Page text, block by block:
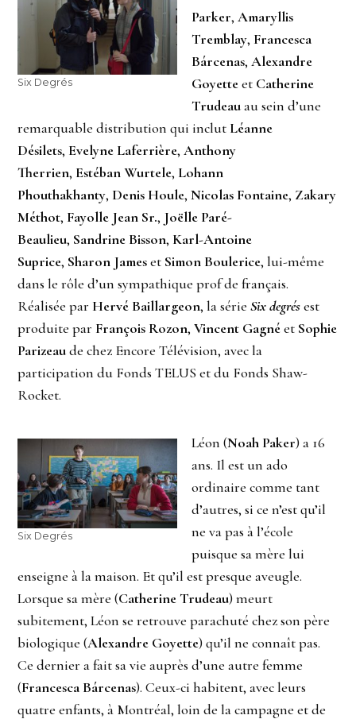
Six Degrés
Parker,Amaryllis
Tremblay, Francesca
Bárcenas,Alexandre
Goyetteet Catherine
Trudeauau sein d’une
remarquable distribution qui inclut Léanne
Désilets, Evelyne Laferrière,Anthony
Therrien, Estéban Wurtele, Lohann
Phouthakhanty, Denis Houle,Nicolas Fontaine, Zakary
Méthot, Fayolle Jean Sr., Joëlle Paré-
Beaulieu, Sandrine Bisson, Karl-Antoine
Suprice, Sharon Jameset Simon Boulerice, lui-même
dans le rôle d’un sympathique prof de français.
Réalisée par Hervé Baillargeon, la sérieSix degrésest
produite par François Rozon,Vincent Gagnéet Sophie
Parizeaude chez Encore Télévision, avec la
participation du Fonds TELUS et du Fonds Shaw-
Rocket.
Six Degrés
Léon (Noah Paker) a 16
ans. Il est un ado
ordinaire comme tant
d’autres, si ce n’est qu’il
ne va pas à l’école
puisque sa mère lui
enseigne à la maison. Et qu’il est presque aveugle.
Lorsque sa mère (Catherine Trudeau) meurt
subitement, Léon se retrouve parachuté chez son père
biologique (Alexandre Goyette) qu’il ne connaît pas.
Ce dernier a fait sa vie auprès d’une autre femme
(Francesca Bárcenas). Ceux-ci habitent, avec leurs
quatre enfants, à Montréal, loin de la campagne et de